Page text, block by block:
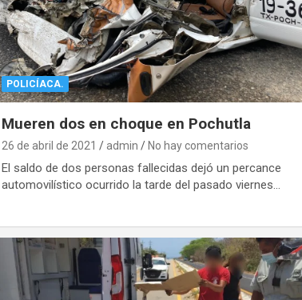
POLICÍACA.
Mueren dos en choque en Pochutla
26 de abril de 2021 admin No hay comentarios
El saldo de dos personas fallecidas dejó un percance
automovilístico ocurrido la tarde del pasado viernes…